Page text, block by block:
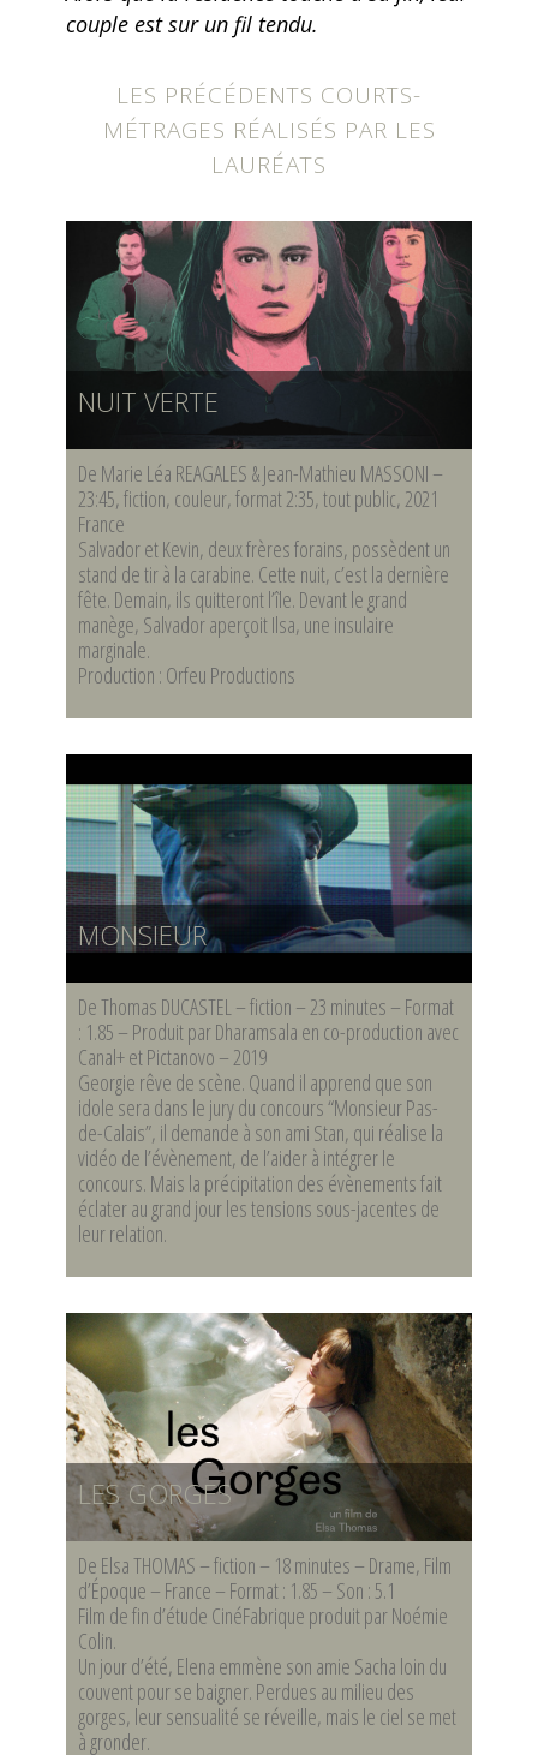
couple est sur un fil tendu.
LES PRÉCÉDENTS COURTS-
MÉTRAGES RÉALISÉS PAR LES
LAURÉATS
NUIT VERTE
De Marie Léa REAGALES & Jean-Mathieu MASSONI –
23:45, fiction, couleur, format 2:35, tout public, 2021
France
Salvador et Kevin, deux frères forains, possèdent un
stand de tir à la carabine. Cette nuit, c’est la dernière
fête. Demain, ils quitteront l’île. Devant le grand
manège, Salvador aperçoit Ilsa, une insulaire
marginale.
Production : Orfeu Productions
MONSIEUR
De Thomas DUCASTEL – fiction – 23 minutes – Format
: 1.85 – Produit par Dharamsala en co-production avec
Canal+ et Pictanovo – 2019
Georgie rêve de scène. Quand il apprend que son
idole sera dans le jury du concours “Monsieur Pas-
de-Calais”, il demande à son ami Stan, qui réalise la
vidéo de l’évènement, de l’aider à intégrer le
concours. Mais la précipitation des évènements fait
éclater au grand jour les tensions sous-jacentes de
leur relation.
LES GORGES
De Elsa THOMAS – fiction – 18 minutes – Drame, Film
d’Époque – France – Format : 1.85 – Son : 5.1
Film de fin d’étude CinéFabrique produit par Noémie
Colin.
Un jour d’été, Elena emmène son amie Sacha loin du
couvent pour se baigner. Perdues au milieu des
gorges, leur sensualité se réveille, mais le ciel se met
à gronder.